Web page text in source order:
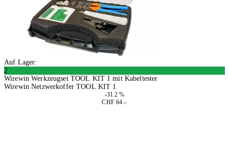
Auf Lager:
2
Wirewin Werkzeugset TOOL KIT 1 mit Kabeltester
Wirewin Netzwerkoffer TOOL KIT 1
-31.2 %
CHF 64.–